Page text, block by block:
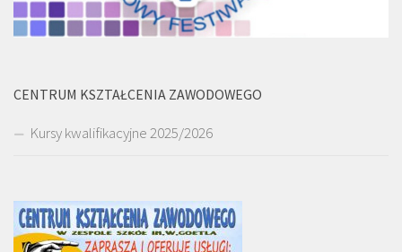
CENTRUM KSZTAŁCENIA ZAWODOWEGO
Kursy kwalifikacyjne 2025/2026